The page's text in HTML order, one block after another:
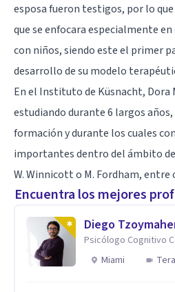
esposa fueron testigos, por lo
que se enfocara especialmente
con niños, siendo este el primer
desarrollo de su modelo
En el Instituto de Küsnacht, Dora
estudiando durante 6 largos
formación y durante los cuales
importantes dentro del ámbito
W. Winnicotto M. Fordham, entre
Encuentra los mejores
Diego
Psicólogo Cognitivo
Miami